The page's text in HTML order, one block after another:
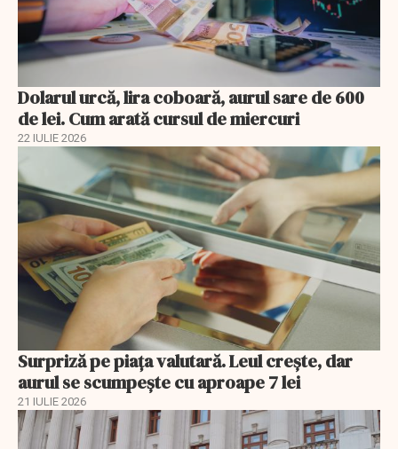
Dolarul urcă, lira coboară, aurul sare de 600
de lei. Cum arată cursul de miercuri
22 IULIE 2026
Surpriză pe piața valutară. Leul crește, dar
aurul se scumpește cu aproape 7 lei
21 IULIE 2026